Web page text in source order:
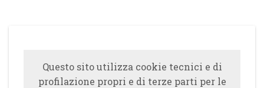
Questo sito utilizza cookie tecnici e di
profilazione propri e di terze parti per le